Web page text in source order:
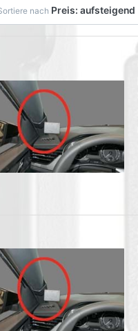
nach Preis: aufsteigend